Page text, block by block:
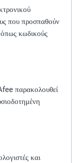
που προσπαθούν
κωδικούς
παρακολουθεί
και